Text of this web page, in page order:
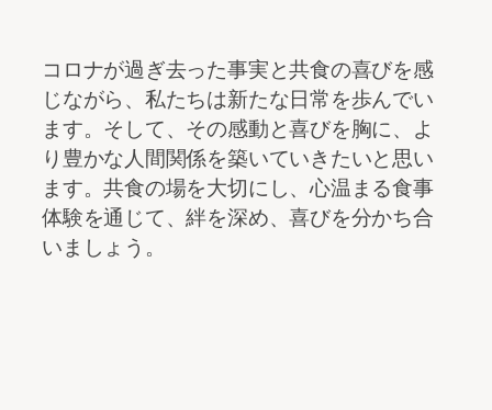
コロナが過ぎ去った事実と共食の喜びを感
じながら、私たちは新たな日常を歩んでい
ます。そして、その感動と喜びを胸に、よ
り豊かな人間関係を築いていきたいと思い
ます。共食の場を大切にし、心温まる食事
体験を通じて、絆を深め、喜びを分かち合
いましょう。